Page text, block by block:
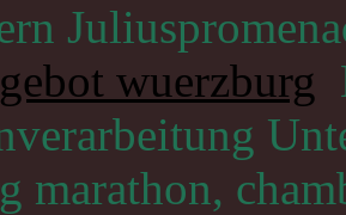
wuerzburg
marathon,